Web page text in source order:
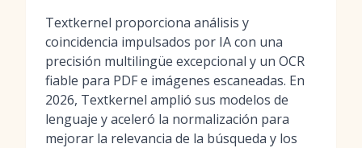
Textkernel proporciona análisis y
coincidencia impulsados por IA con una
precisión multilingüe excepcional y un OCR
fiable para PDF e imágenes escaneadas. En
2026, Textkernel amplió sus modelos de
lenguaje y aceleró la normalización para
mejorar la relevancia de la búsqueda y los